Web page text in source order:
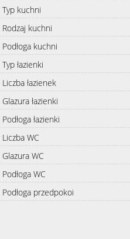
Typ kuchni
Rodzaj kuchni
Podłoga kuchni
Typ łazienki
Liczba łazienek
Glazura łazienki
Podłoga łazienki
Liczba WC
Glazura WC
Podłoga WC
Podłoga przedpokoi